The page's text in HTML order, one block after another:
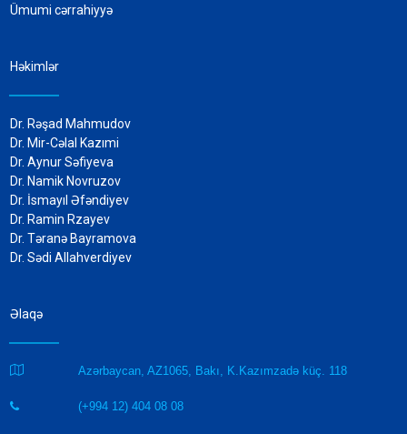
Ümumi cərrahiyyə
Həkimlər
Dr. Rəşad Mahmudov
Dr. Mir-Cəlal Kazımi
Dr. Aynur Səfiyeva
Dr. Namik Novruzov
Dr. İsmayıl Əfəndiyev
Dr. Ramin Rzayev
Dr. Təranə Bayramova
Dr. Sədi Allahverdiyev
Əlaqə
 Azərbaycan, AZ1065, Bakı, K.Kazımzadə küç. 118
 (+994 12) 404 08 08